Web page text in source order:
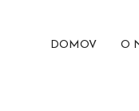
DOMOV O